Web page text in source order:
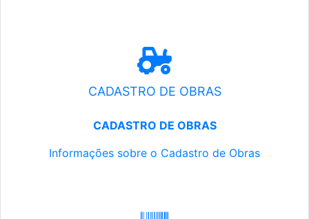
CADASTRO DE OBRAS
CADASTRO DE OBRAS
Informações sobre o Cadastro de Obras